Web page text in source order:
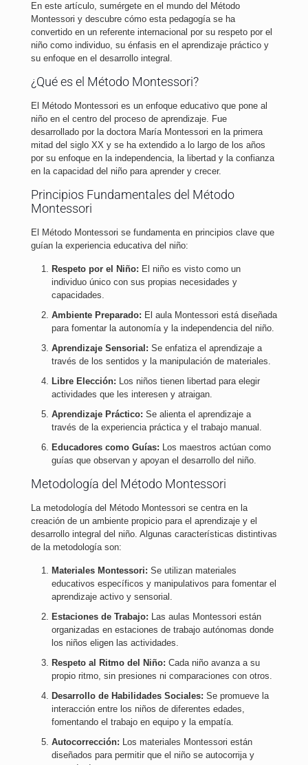
En este artículo, sumérgete en el mundo del Método
Montessori y descubre cómo esta pedagogía se ha
convertido en un referente internacional por su respeto por el
niño como individuo, su énfasis en el aprendizaje práctico y
su enfoque en el desarrollo integral.
¿Qué es el Método Montessori?
El Método Montessori es un enfoque educativo que pone al
niño en el centro del proceso de aprendizaje. Fue
desarrollado por la doctora María Montessori en la primera
mitad del siglo XX y se ha extendido a lo largo de los años
por su enfoque en la independencia, la libertad y la confianza
en la capacidad del niño para aprender y crecer.
Principios Fundamentales del Método
Montessori
El Método Montessori se fundamenta en principios clave que
guían la experiencia educativa del niño:
Respeto por el Niño: El niño es visto como un
individuo único con sus propias necesidades y
capacidades.
Ambiente Preparado: El aula Montessori está diseñada
para fomentar la autonomía y la independencia del niño.
Aprendizaje Sensorial: Se enfatiza el aprendizaje a
través de los sentidos y la manipulación de materiales.
Libre Elección: Los niños tienen libertad para elegir
actividades que les interesen y atraigan.
Aprendizaje Práctico: Se alienta el aprendizaje a
través de la experiencia práctica y el trabajo manual.
Educadores como Guías: Los maestros actúan como
guías que observan y apoyan el desarrollo del niño.
Metodología del Método Montessori
La metodología del Método Montessori se centra en la
creación de un ambiente propicio para el aprendizaje y el
desarrollo integral del niño. Algunas características distintivas
de la metodología son:
Materiales Montessori: Se utilizan materiales
educativos específicos y manipulativos para fomentar el
aprendizaje activo y sensorial.
Estaciones de Trabajo: Las aulas Montessori están
organizadas en estaciones de trabajo autónomas donde
los niños eligen las actividades.
Respeto al Ritmo del Niño: Cada niño avanza a su
propio ritmo, sin presiones ni comparaciones con otros.
Desarrollo de Habilidades Sociales: Se promueve la
interacción entre los niños de diferentes edades,
fomentando el trabajo en equipo y la empatía.
Autocorrección: Los materiales Montessori están
diseñados para permitir que el niño se autocorrija y